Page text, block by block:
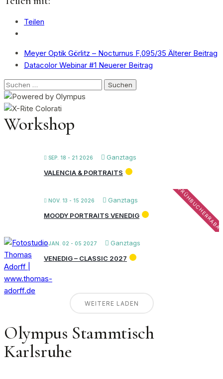
Teilen
Meyer Optik Görlitz – Nocturnus F,095/35 Älterer Beitrag
Datacolor Webinar #1 Neuerer Beitrag
Suchen
nach:
Workshop
SEP. 18 - 21 2026
Ganztags
VALENCIA & PORTRAITS
NOV. 13 - 15 2026 Ganztags
MOODY PORTRAITS VENEDIG
JAN. 02 - 05 2027
Ganztags
VENEDIG – CLASSIC 2027
WEITERE LADEN
Olympus Stammtisch
Karlsruhe